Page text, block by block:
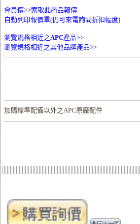
會員價>>索取此商品報價
自動列印報價單(仍可來電詢問折扣幅度)
瀏覽規格相近之APC產品>>
瀏覽規格相近之其他品牌產品>>
加購標準配備以外之APC原廠配件